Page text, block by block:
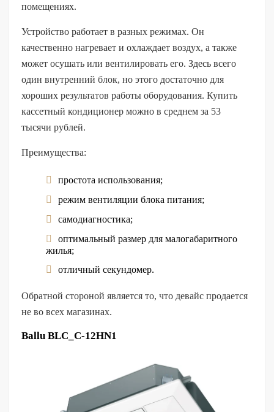
помещениях.
Устройство работает в разных режимах. Он
качественно нагревает и охлаждает воздух, а также
может осушать или вентилировать его. Здесь всего
один внутренний блок, но этого достаточно для
хороших результатов работы оборудования. Купить
кассетный кондиционер можно в среднем за 53
тысячи рублей.
Преимущества:
простота использования;
режим вентиляции блока питания;
самодиагностика;
оптимальный размер для малогабаритного
жилья;
отличный секундомер.
Обратной стороной является то, что девайс продается
не во всех магазинах.
Ballu BLC_C-12HN1